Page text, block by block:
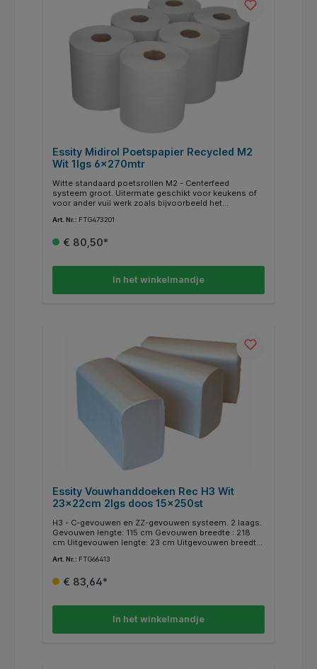
Essity Midirol Poetspapier Recycled M2
Wit 1lgs 6x270mtr
Witte standaard poetsrollen M2 - Centerfeed
systeem groot. Uitermate geschikt voor keukens of
voor ander vuil werk zoals bijvoorbeeld het
een diameter van 195cm en een lengte van 270m.
Art. Nr.: FTG473201
€ 80,50*
In het winkelmandje
Essity Vouwhanddoeken Rec H3 Wit
23x22cm 2lgs doos 15x250st
H3 - C-gevouwen en ZZ-gevouwen systeem. 2 laags.
Gevouwen lengte: 115 cm Gevouwen breedte : 218
cm Uitgevouwen lengte: 23 cm Uitgevouwen breedte
Art. Nr.: FTG66413
€ 83,64*
In het winkelmandje